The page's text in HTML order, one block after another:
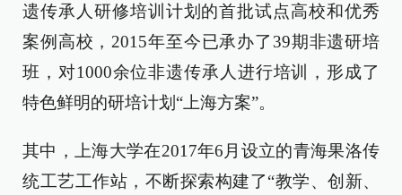
遗传承人研修培训计划的首批试点高校和优秀
案例高校，2015年至今已承办了39期非遗研培
班，对1000余位非遗传承人进行培训，形成了
特色鲜明的研培计划“上海方案”。
其中，上海大学在2017年6月设立的青海果洛传
统工艺工作站，不断探索构建了“教学、创新、